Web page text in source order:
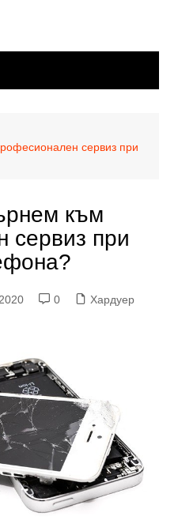
сервиз при
към
сервиз при
0 Хардуер